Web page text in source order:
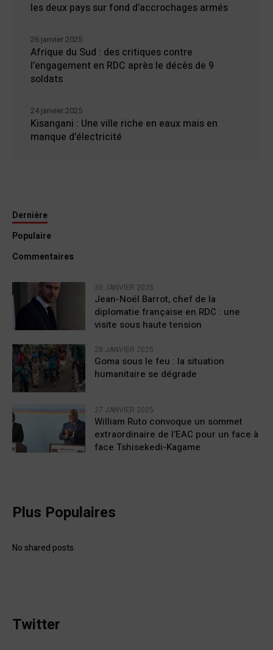
les deux pays sur fond d’accrochages armés
Afrique du Sud : des critiques contre
l’engagement en RDC après le décès de 9
soldats
26 janvier 2025
Kisangani : Une ville riche en eaux mais en
manque d’électricité
24 janvier 2025
Dernière
Populaire
Commentaires
30 JANVIER 2025
Jean-Noël Barrot, chef de la
diplomatie française en RDC : une
visite sous haute tension
28 JANVIER 2025
Goma sous le feu : la situation
humanitaire se dégrade
27 JANVIER 2025
William Ruto convoque un sommet
extraordinaire de l’EAC pour un face à
face Tshisekedi-Kagame
Plus Populaires
No shared posts
Twitter